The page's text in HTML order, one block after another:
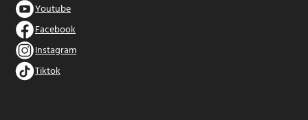
Youtube
Facebook
Instagram
Tiktok